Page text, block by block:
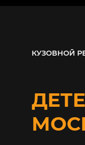
КУЗОВНОЙ